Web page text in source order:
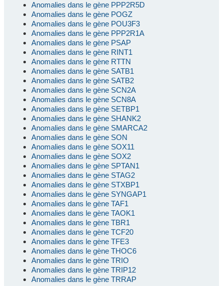
Anomalies dans le gène PPP2R5D
Anomalies dans le gène POGZ
Anomalies dans le gène POU3F3
Anomalies dans le gène PPP2R1A
Anomalies dans le gène PSAP
Anomalies dans le gène RINT1
Anomalies dans le gène RTTN
Anomalies dans le gène SATB1
Anomalies dans le gène SATB2
Anomalies dans le gène SCN2A
Anomalies dans le gène SCN8A
Anomalies dans le gène SETBP1
Anomalies dans le gène SHANK2
Anomalies dans le gène SMARCA2
Anomalies dans le gène SON
Anomalies dans le gène SOX11
Anomalies dans le gène SOX2
Anomalies dans le gène SPTAN1
Anomalies dans le gène STAG2
Anomalies dans le gène STXBP1
Anomalies dans le gène SYNGAP1
Anomalies dans le gène TAF1
Anomalies dans le gène TAOK1
Anomalies dans le gène TBR1
Anomalies dans le gène TCF20
Anomalies dans le gène TFE3
Anomalies dans le gène THOC6
Anomalies dans le gène TRIO
Anomalies dans le gène TRIP12
Anomalies dans le gène TRRAP